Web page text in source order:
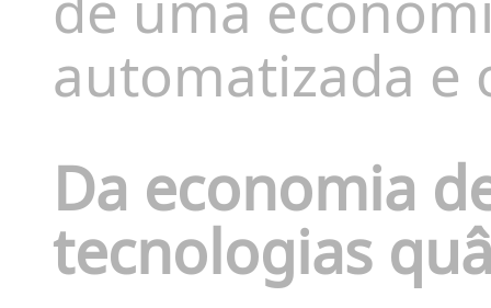
automatizada
Da economia
tecnologias